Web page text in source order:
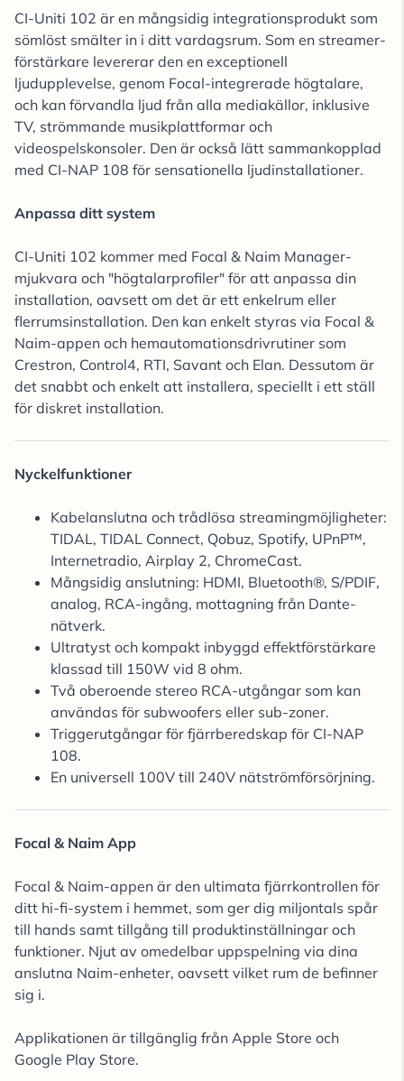
CI-Uniti 102 är en mångsidig integrationsprodukt som
sömlöst smälter in i ditt vardagsrum. Som en streamer-
förstärkare levererar den en exceptionell
ljudupplevelse, genom Focal-integrerade högtalare,
och kan förvandla ljud från alla mediakällor, inklusive
TV, strömmande musikplattformar och
videospelskonsoler. Den är också lätt sammankopplad
med CI-NAP 108 för sensationella ljudinstallationer.
Anpassa ditt system
CI-Uniti 102 kommer med Focal & Naim Manager-
mjukvara och "högtalarprofiler" för att anpassa din
installation, oavsett om det är ett enkelrum eller
flerrumsinstallation. Den kan enkelt styras via Focal &
Naim-appen och hemautomationsdrivrutiner som
Crestron, Control4, RTI, Savant och Elan. Dessutom är
det snabbt och enkelt att installera, speciellt i ett ställ
för diskret installation.
Nyckelfunktioner
Kabelanslutna och trådlösa streamingmöjligheter:
TIDAL, TIDAL Connect, Qobuz, Spotify, UPnP™,
Internetradio, Airplay 2, ChromeCast.
Mångsidig anslutning: HDMI, Bluetooth®, S/PDIF,
analog, RCA-ingång, mottagning från Dante-
nätverk.
Ultratyst och kompakt inbyggd effektförstärkare
klassad till 150W vid 8 ohm.
Två oberoende stereo RCA-utgångar som kan
användas för subwoofers eller sub-zoner.
Triggerutgångar för fjärrberedskap för CI-NAP
108.
En universell 100V till 240V nätströmförsörjning.
Focal & Naim App
Focal & Naim-appen är den ultimata fjärrkontrollen för
ditt hi-fi-system i hemmet, som ger dig miljontals spår
till hands samt tillgång till produktinställningar och
funktioner. Njut av omedelbar uppspelning via dina
anslutna Naim-enheter, oavsett vilket rum de befinner
sig i.
Applikationen är tillgänglig från Apple Store och
Google Play Store.